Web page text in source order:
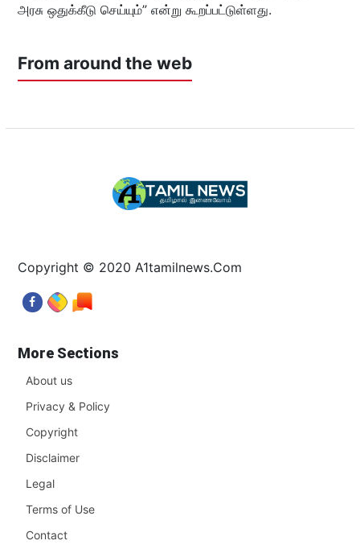
அரசு ஒதுக்கீடு செய்யும்” என்று கூறப்பட்டுள்ளது.
From around the web
Copyright © 2020 A1tamilnews.Com
More Sections
About us
Privacy & Policy
Copyright
Disclaimer
Legal
Terms of Use
Contact